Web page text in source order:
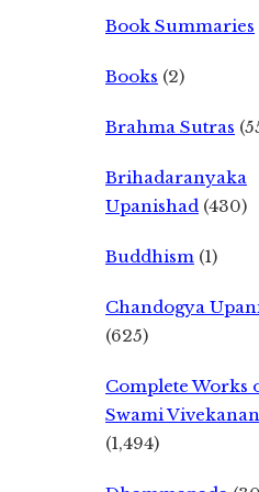
Book Summaries
Books (2)
Brahma Sutras
Brihadaranyaka
Upanishad (430)
Buddhism (1)
Chandogya
(625)
Complete Works
Swami
(1,494)